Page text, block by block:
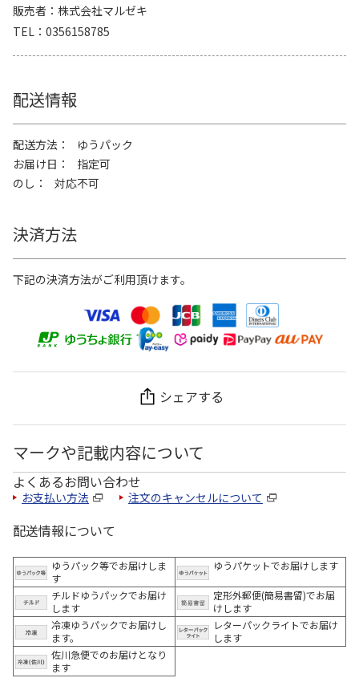
販売者
株式会社マルゼキ
TEL
0356158785
配送情報
配送方法
ゆうパック
お届け日
指定可
のし
対応不可
決済方法
下記の決済方法がご利用頂けます。
シェアする
マークや記載内容について
よくあるお問い合わせ
お支払い方法 注文のキャンセルについて
配送情報について
ゆうパック等でお届けしま
す
ゆうパケットでお届けします
チルドゆうパックでお届け
します
定形外郵便(簡易書留)でお届
けします
冷凍ゆうパックでお届けし
ます。
レターパックライトでお届け
します
佐川急便でのお届けとなり
ます